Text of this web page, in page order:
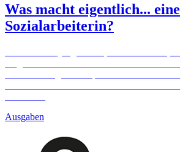
Was macht eigentlich... eine
Sozialarbeiterin?
Ausgaben
Vereine präsentieren sich